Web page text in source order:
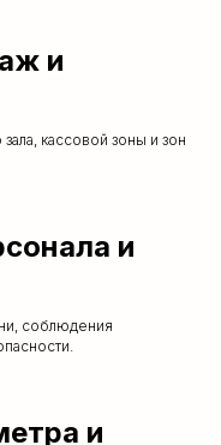
и
кассовой зоны и зон
и
соблюдения
и